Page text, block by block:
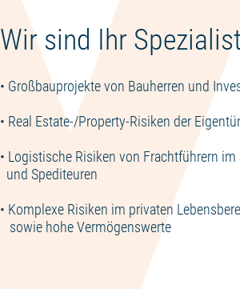
Wir sind Ihr
• Großbauprojekte von Bauherren und
• Real Estate-/Property-Risiken der
• Logistische Risiken von Frachtführern
und Spediteuren
• Komplexe Risiken im privaten
sowie hohe Vermögenswerte